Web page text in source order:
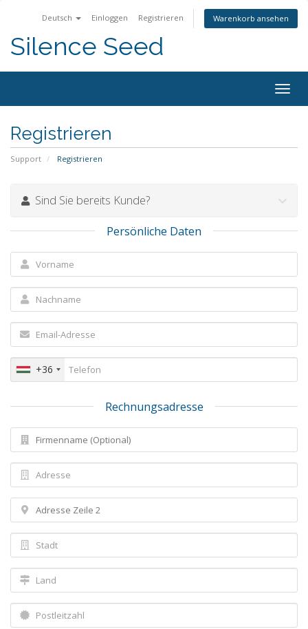
Deutsch Einloggen Registrieren Warenkorb ansehen
Silence Seed
ein-/
Registrieren
Support Registrieren
Sind Sie bereits Kunde?
Persönliche Daten
+36
Rechnungsadresse